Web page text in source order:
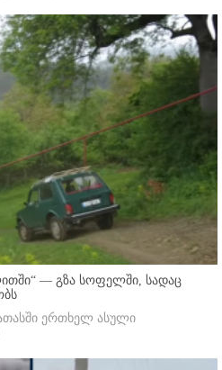
— გზა სოფელში, სადაც
ერთხელ ასული